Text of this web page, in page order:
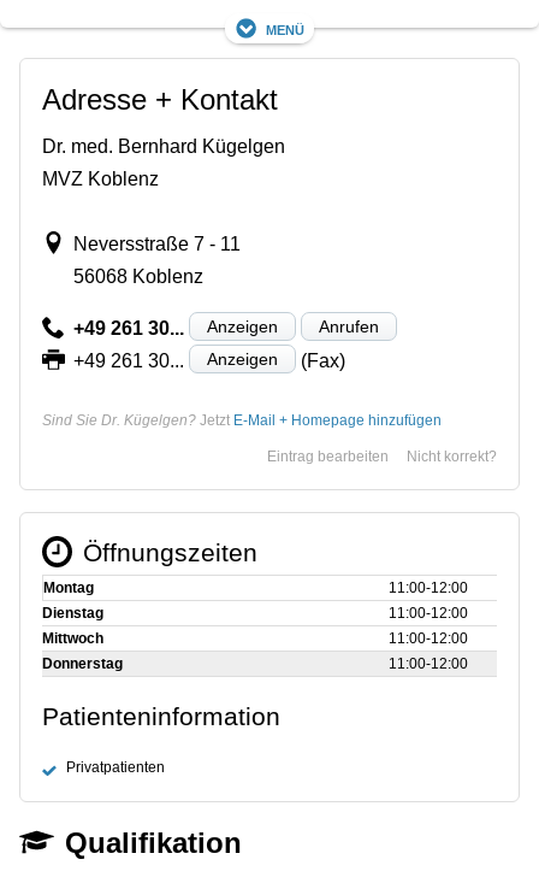
Menü
Adresse + Kontakt
Dr. med. Bernhard Kügelgen
MVZ Koblenz
Neversstraße 7 - 11
56068 Koblenz
+49 261 30... Anzeigen Anrufen
+49 261 30... Anzeigen (Fax)
Sind Sie Dr. Kügelgen? Jetzt E-Mail + Homepage hinzufügen
Nicht korrekt?
Eintrag bearbeiten
Öffnungszeiten
Montag
11:00‑12:00
Dienstag
11:00‑12:00
Mittwoch
11:00‑12:00
Donnerstag
11:00‑12:00
Patienteninformation
Privatpatienten
Qualifikation